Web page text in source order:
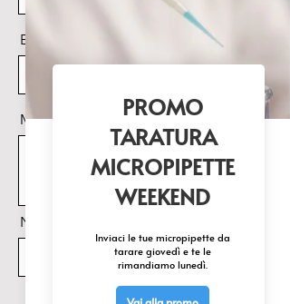
Email
Messaggio
Nome Prodotto di interesse
Invia